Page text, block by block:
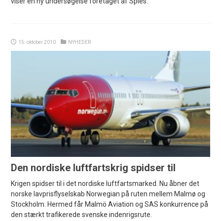
15. oktober 2010 NYHEDER
Den nordiske luftfartskrig spidser til
Krigen spidser til i det nordiske luftfartsmarked. Nu åbner det
norske lavprisflyselskab Norwegian på ruten mellem Malmø og
Stockholm. Hermed får Malmö Aviation og SAS konkurrence på
den stærkt trafikerede svenske indenrigsrute.